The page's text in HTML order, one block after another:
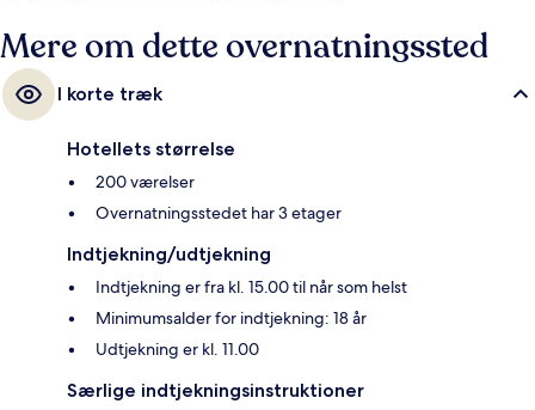
Mere om dette overnatningssted
I korte træk
Hotellets størrelse
200 værelser
Overnatningsstedet har 3 etager
Indtjekning/udtjekning
Indtjekning er fra kl. 15.00 til når som helst
Minimumsalder for indtjekning: 18 år
Udtjekning er kl. 11.00
Særlige indtjekningsinstruktioner